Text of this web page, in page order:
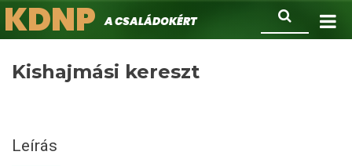
Ugrás
a
Keresés
KDNPA családokért.
Kishajmási kereszt
Leírás